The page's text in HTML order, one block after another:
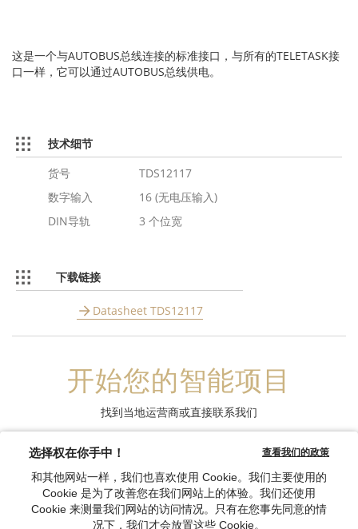
这是一个与AUTOBUS总线连接的标准接口，与所有的TELETASK接
口一样，它可以通过AUTOBUS总线供电。
技术细节
货号
TDS12117
数字输入
16 (无电压输入)
DIN导轨
3 个位宽
下载链接
Datasheet TDS12117
开始您的智能项目
找到当地运营商或直接联系我们